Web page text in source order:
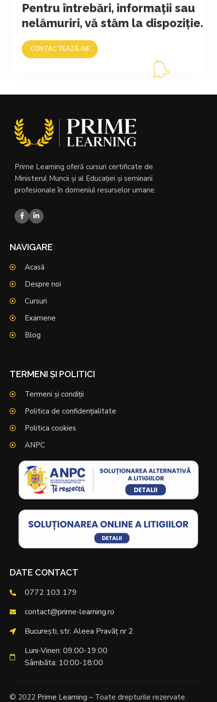
Pentru întrebări, informații sau
nelămuriri, vă stăm la dispoziție.
CONTACTEAZĂ-NE
Prime Learning oferă cursuri certificate de
Ministerul Muncii și al Educației și seminarii
profesionale în domeniul resurselor umane.
NAVIGARE
Acasă
Despre noi
Cursuri
Examene
Blog
TERMENI ȘI POLITICI
Termeni și condiții
Politica de confidențialitate
Politica cookies
ANPC
DATE CONTACT
0772 103 179
contact@prime-learning.ro
București, str. Aleea Pravăț nr 2
Luni-Vineri: 09:00-19:00
Sâmbăta: 10:00-18:00
© 2022 Prime Learning – Toate drepturile rezervate.